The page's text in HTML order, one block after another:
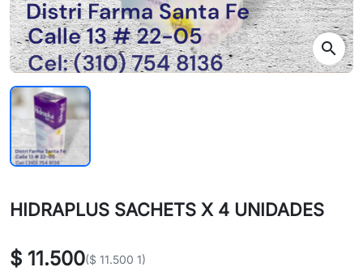
search
HIDRAPLUS SACHETS X 4 UNIDADES
$ 11.500($ 11.500 1)